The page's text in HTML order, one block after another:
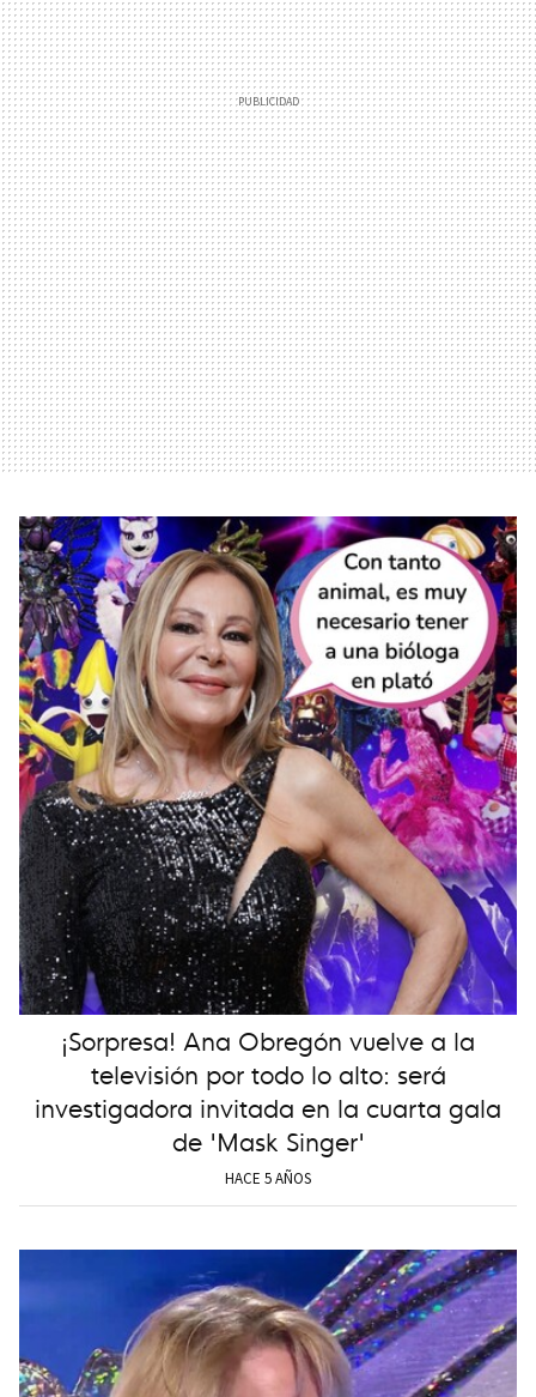
¡Sorpresa! Ana Obregón vuelve a la
televisión por todo lo alto: será
investigadora invitada en la cuarta gala
de 'Mask Singer'
HACE 5 AÑOS